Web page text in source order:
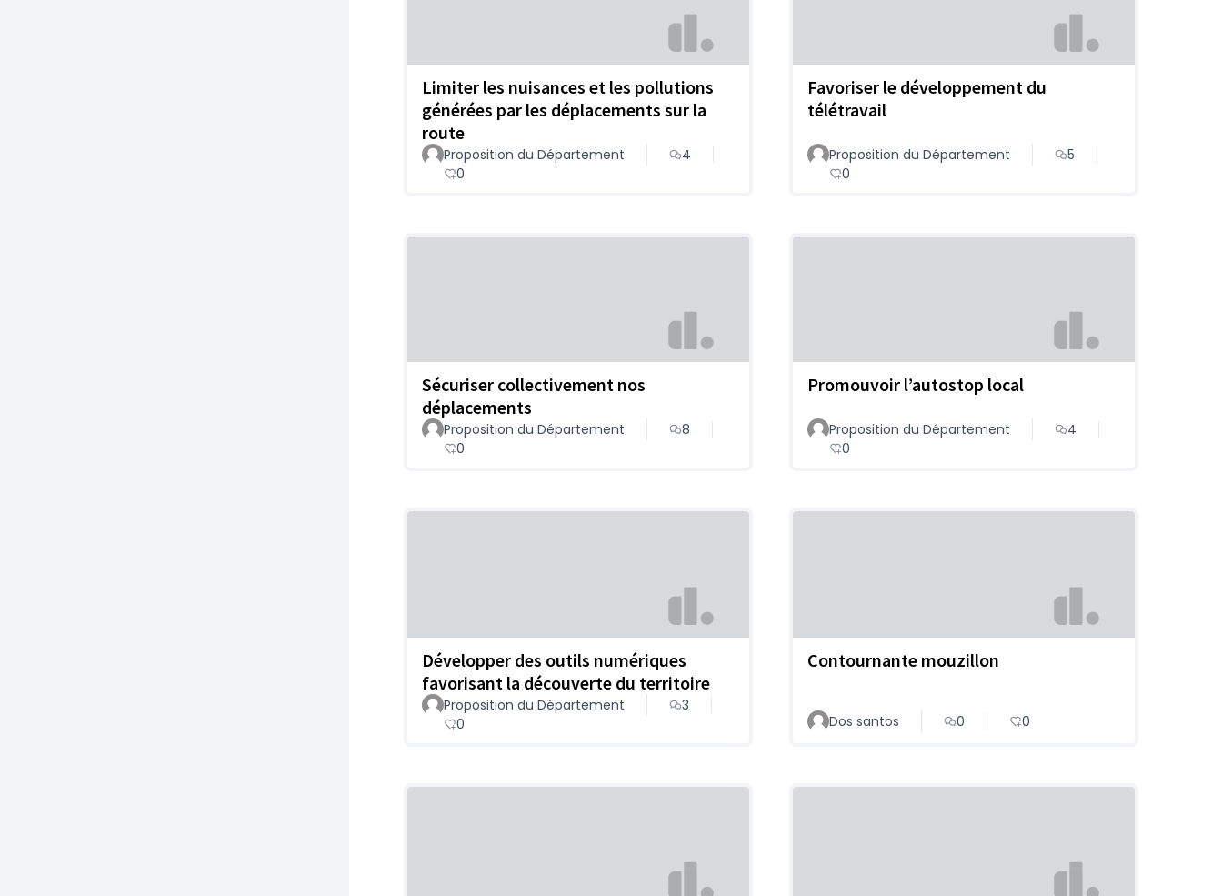
Limiter les nuisances et les pollutions
générées par les déplacements sur la
route
Proposition du Département
4
0
Favoriser le développement du
télétravail
Proposition du Département
5
0
Sécuriser collectivement nos
déplacements
Proposition du Département
8
0
Promouvoir l’autostop local
Proposition du Département
4
0
Développer des outils numériques
favorisant la découverte du territoire
Proposition du Département
3
0
Contournante mouzillon
Dos santos 0 0